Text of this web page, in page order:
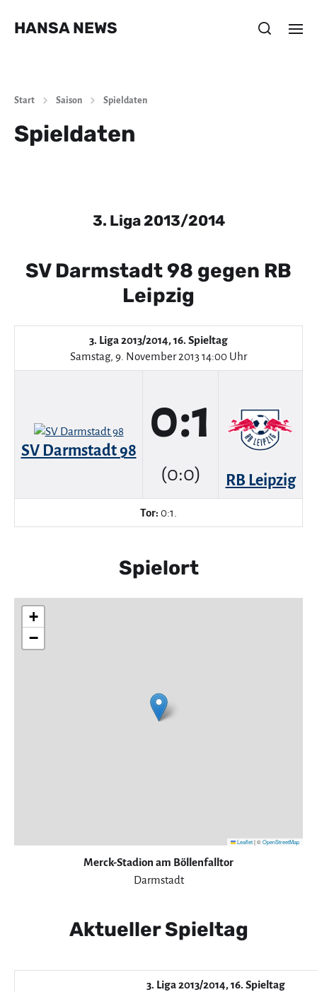
HANSA NEWS
Start Saison Spieldaten
Spieldaten
3. Liga 2013/2014
SV Darmstadt 98 gegen RB
Leipzig
3. Liga 2013/2014, 16. Spieltag
Samstag, 9. November 2013 14:00 Uhr
SV Darmstadt 98
0:1
(0:0) RB Leipzig
Tor: 0:1.
Spielort
+
−
Leaflet|©OpenStreetMap
Merck-Stadion am Böllenfalltor
Darmstadt
Aktueller Spieltag
3. Liga 2013/2014, 16. Spieltag